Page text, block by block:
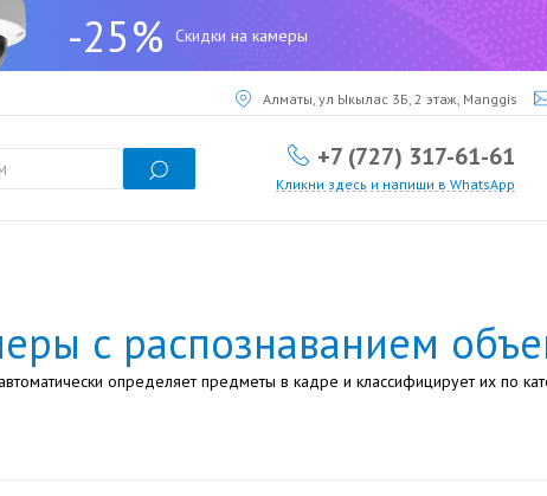
-25% Скидки на камеры
Алматы, ул Ыкылас 3Б, 2 этаж, Manggis
+7 (727) 317-61-61
Кликни здесь и напиши в WhatsApp
с распознаванием
определяет предметы в кадре и классифицирует их по